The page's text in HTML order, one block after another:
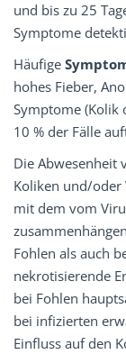
und bis zu 25
Symptome
Häufige
hohes Fieber,
Symptome (Kolik
10 % der Fälle
Die Abwesenheit
Koliken und/oder
mit dem vom
Fohlen als auch
nekrotisierende
bei Fohlen
bei infizierten
Einfluss auf den